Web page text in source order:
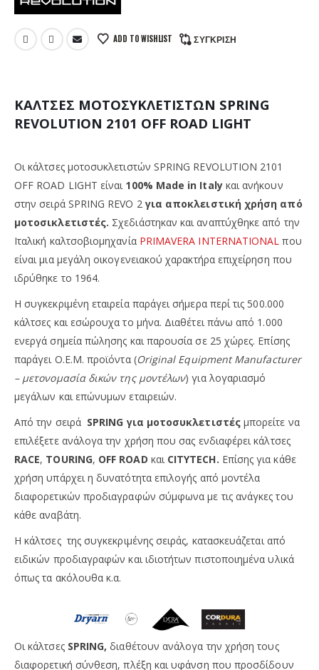
ADD TO WISHLIST ΣΎΓΚΡΙΣΗ
ΚΑΛΤΣΕΣ ΜΟΤΟΣΥΚΛΕΤΙΣΤΩΝ SPRING
REVOLUTION 2101 OFF ROAD LIGHT
Οι κάλτσες μοτοσυκλετιστών SPRING REVOLUTION 2101
OFF ROAD LIGHTείναι 100% Made in Italyκαι ανήκουν
στην σειρά SPRING REVO 2 για αποκλειστική χρήση από
μοτοσικλετιστές. Σχεδιάστηκαν και αναπτύχθηκε από την
Ιταλική καλτσοβιομηχανία PRIMAVERA INTERNATIONAL που
είναι μια μεγάλη οικογενειακού χαρακτήρα επιχείρηση που
ιδρύθηκε το 1964.
Η συγκεκριμένη εταιρεία παράγει σήμερα περί τις 500.000
κάλτσες και εσώρουχα το μήνα. Διαθέτει πάνω από 1.000
ενεργά σημεία πώλησης και παρουσία σε 25 χώρες. Επίσης
παράγει Ο.Ε.Μ. προϊόντα (Original Equipment Manufacturer
– μετονομασία δικών της μοντέλων) για λογαριασμό
μεγάλων και επώνυμων εταιρειών.
Από την σειρά SPRING για μοτοσυκλετιστέςμπορείτε να
επιλέξετε ανάλογα την χρήση που σας ενδιαφέρει κάλτσες
RACE, TOURING, OFF ROAD και CITYTECH. Επίσης για κάθε
χρήση υπάρχει η δυνατότητα επιλογής από μοντέλα
διαφορετικών προδιαγραφών σύμφωνα με τις ανάγκες του
κάθε αναβάτη.
Η κάλτσες της συγκεκριμένης σειράς, κατασκευάζεται από
ειδικών προδιαγραφών και ιδιοτήτων πιστοποιημένα υλικά
όπως τα ακόλουθα κ.α.
Οι κάλτσες SPRING, διαθέτουν ανάλογα την χρήση τους
διαφορετική σύνθεση, πλέξη και υφάνση που προσδίδουν